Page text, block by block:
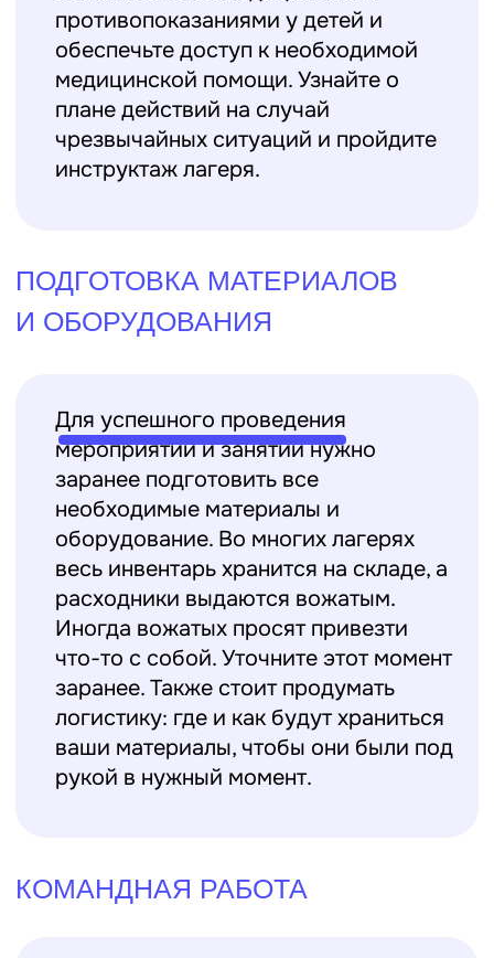
взаимодействия с другими членами
команды.Налаживайте контакт с
другими вожатыми и сотрудниками
лагеря, обменивайтесь идеями и
координируйте свои действия.
Проводите регулярные собрания для
обсуждения текущих вопросов и
ЭМОЦИОНАЛЬНАЯ
ПОДГОТОВКА
Работа с детьми требует не только
профессиональных навыков,
эмоциональной устойчивости.
Настраивайтесь на позитивный лад и
будьте готовы к неожиданным
ситуациям. Дети чувствуют
настроение вожатого и его
создавая позитивную атмосферу в